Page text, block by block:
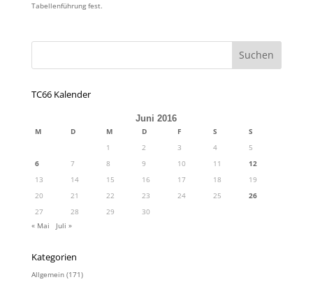
Tabellenführung fest.
TC66 Kalender
Juni 2016
M D M D F S
S
1
2 3 4
5
6
7 8 9 10 11
12
13
14 15 16 17 18
19
20
21 22 23 24 25
26
27
28 29
30
« Mai
Juli »
Kategorien
Allgemein(171)